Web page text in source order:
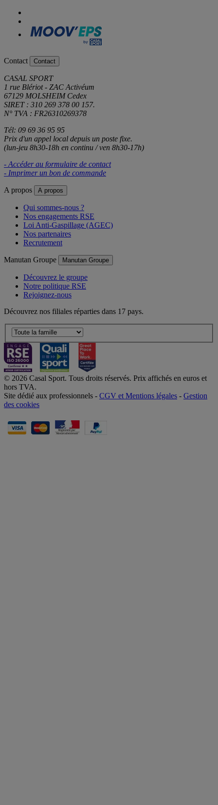
Contact Contact
CASAL SPORT
1 rue Blériot - ZAC Activéum
67129 MOLSHEIM Cedex
SIRET : 310 269 378 00 157.
N° TVA : FR26310269378
Tél: 09 69 36 95 95
Prix d'un appel local depuis un poste fixe.
(lun-jeu 8h30-18h en continu / ven 8h30-17h)
- Accéder au formulaire de contact
- Imprimer un bon de commande
A propos A propos
Qui sommes-nous ?
Nos engagements RSE
Loi Anti-Gaspillage (AGEC)
Nos partenaires
Recrutement
Manutan Groupe Manutan Groupe
Découvrez le groupe
Notre politique RSE
Rejoignez-nous
Découvrez nos filiales réparties dans 17 pays.
© 2026 Casal Sport. Tous droits réservés. Prix affichés en euros et
hors TVA.
Site dédié aux professionnels - CGV et Mentions légales - Gestion
des cookies